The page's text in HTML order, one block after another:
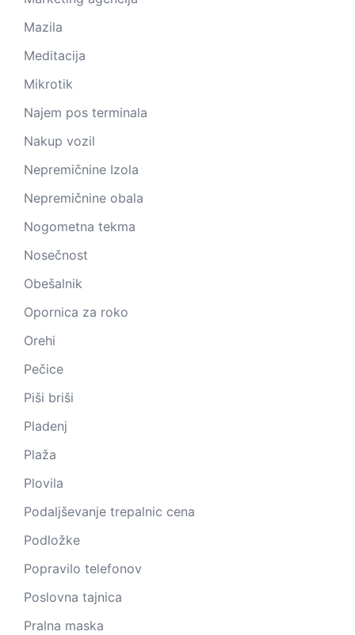
Mazila
Meditacija
Mikrotik
Najem pos terminala
Nakup vozil
Nepremičnine Izola
Nepremičnine obala
Nogometna tekma
Nosečnost
Obešalnik
Opornica za roko
Orehi
Pečice
Piši briši
Pladenj
Plaža
Plovila
Podaljševanje trepalnic cena
Podložke
Popravilo telefonov
Poslovna tajnica
Pralna maska